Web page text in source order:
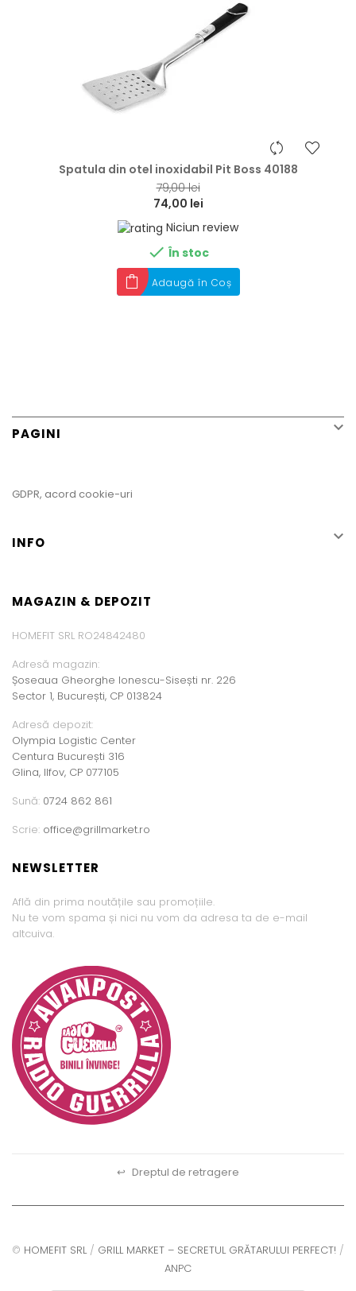
Spatula din otel inoxidabil Pit Boss 40188
79,00 lei
74,00 lei
Niciun review
 În stoc
Adaugă în Coș
PAGINI 
GDPR, acord cookie-uri
INFO 
MAGAZIN & DEPOZIT
HOMEFIT SRL RO24842480
Adresă magazin:
Șoseaua Gheorghe Ionescu-Sisești nr. 226
Sector 1, București, CP 013824
Adresă depozit:
Olympia Logistic Center
Centura București 316
Glina, Ilfov, CP 077105
Sună: 0724 862 861
Scrie: office@grillmarket.ro
NEWSLETTER
Află din prima noutățile sau promoțiile.
Nu te vom spama și nici nu vom da adresa ta de e-mail
altcuiva.
↩ Dreptul de retragere
© HOMEFIT SRL/ GRILL MARKET – SECRETUL GRĂTARULUI PERFECT! /
ANPC